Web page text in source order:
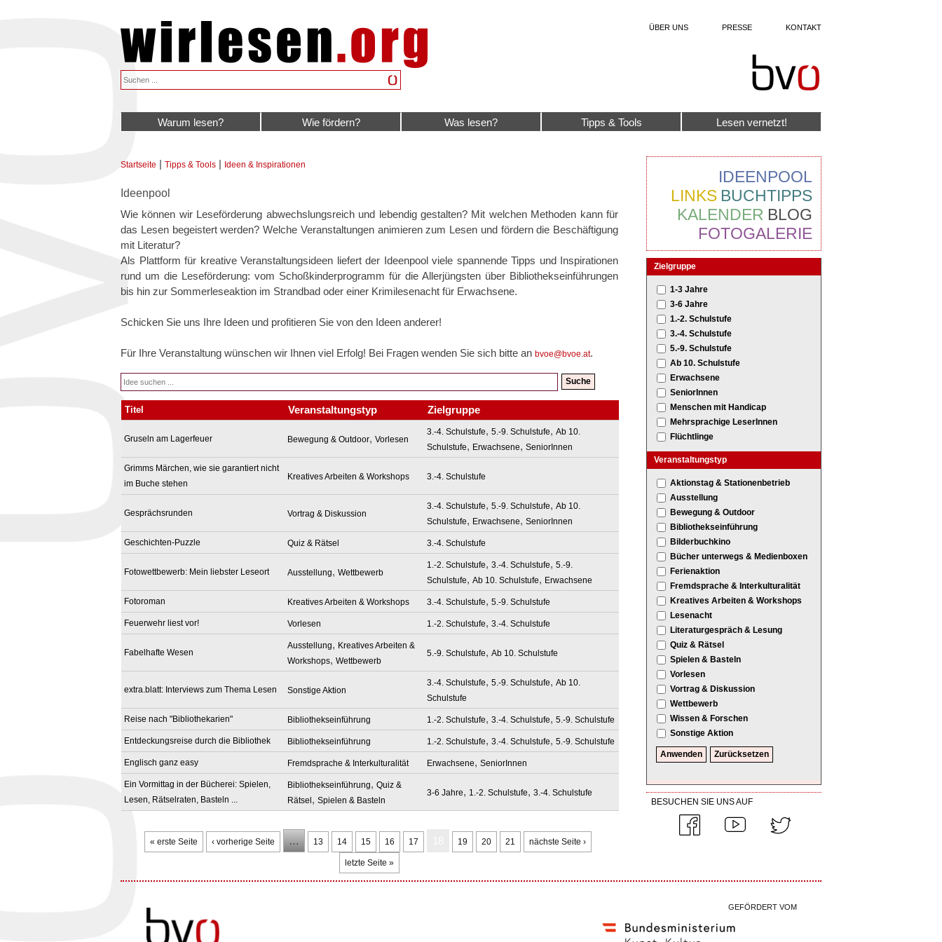
ÜBER UNS PRESSE KONTAKT
Warum lesen? Wie fördern? Was lesen? Tipps & Tools Lesen vernetzt!
Sie sind hier
Startseite | Tipps & Tools | Ideen & Inspirationen
Ideenpool
Wie können wir Leseförderung abwechslungsreich und lebendig gestalten? Mit welchen Methoden kann für
das Lesen begeistert werden? Welche Veranstaltungen animieren zum Lesen und fördern die Beschäftigung
mit Literatur?
Als Plattform für kreative Veranstaltungsideen liefert der Ideenpool viele spannende Tipps und Inspirationen
rund um die Leseförderung: vom Schoßkinderprogramm für die Allerjüngsten über Bibliothekseinführungen
bis hin zur Sommerleseaktion im Strandbad oder einer Krimilesenacht für Erwachsene.
Schicken Sie uns Ihre Ideen und profitieren Sie von den Ideen anderer!
Für Ihre Veranstaltung wünschen wir Ihnen viel Erfolg! Bei Fragen wenden Sie sich bitte an bvoe@bvoe.at.
Titel Veranstaltungstyp Zielgruppe
Gruseln am Lagerfeuer Bewegung & Outdoor, Vorlesen
3.-4. Schulstufe, 5.-9. Schulstufe, Ab 10.
Schulstufe, Erwachsene, SeniorInnen
Grimms Märchen, wie sie garantiert nicht
im Buche stehen
Kreatives Arbeiten & Workshops 3.-4. Schulstufe
Gesprächsrunden Vortrag & Diskussion
3.-4. Schulstufe, 5.-9. Schulstufe, Ab 10.
Schulstufe, Erwachsene, SeniorInnen
Geschichten-Puzzle Quiz & Rätsel 3.-4. Schulstufe
Fotowettbewerb: Mein liebster Leseort Ausstellung, Wettbewerb
1.-2. Schulstufe, 3.-4. Schulstufe, 5.-9.
Schulstufe, Ab 10. Schulstufe, Erwachsene
Fotoroman Kreatives Arbeiten & Workshops 3.-4. Schulstufe, 5.-9. Schulstufe
Feuerwehr liest vor! Vorlesen 1.-2. Schulstufe, 3.-4. Schulstufe
Fabelhafte Wesen
Ausstellung, Kreatives Arbeiten &
Workshops, Wettbewerb
5.-9. Schulstufe, Ab 10. Schulstufe
extra.blatt: Interviews zum Thema Lesen Sonstige Aktion
3.-4. Schulstufe, 5.-9. Schulstufe, Ab 10.
Schulstufe
Reise nach "Bibliothekarien" Bibliothekseinführung 1.-2. Schulstufe, 3.-4. Schulstufe, 5.-9. Schulstufe
Entdeckungsreise durch die Bibliothek Bibliothekseinführung 1.-2. Schulstufe, 3.-4. Schulstufe, 5.-9. Schulstufe
Englisch ganz easy Fremdsprache & Interkulturalität Erwachsene, SeniorInnen
Ein Vormittag in der Bücherei: Spielen,
Lesen, Rätselraten, Basteln ...
Bibliothekseinführung, Quiz &
Rätsel, Spielen & Basteln
3-6 Jahre, 1.-2. Schulstufe, 3.-4. Schulstufe
« erste Seite ‹ vorherige Seite … 13 14 15 16 17 19 20 21 nächste Seite ›
letzte Seite »
IDEENPOOL
BUCHTIPPS
LINKS
BLOG
KALENDER
FOTOGALERIE
Zielgruppe
1-3 Jahre
3-6 Jahre
1.-2. Schulstufe
3.-4. Schulstufe
5.-9. Schulstufe
Ab 10. Schulstufe
Erwachsene
SeniorInnen
Menschen mit Handicap
Mehrsprachige LeserInnen
Flüchtlinge
Veranstaltungstyp
Aktionstag & Stationenbetrieb
Ausstellung
Bewegung & Outdoor
Bibliothekseinführung
Bilderbuchkino
Bücher unterwegs & Medienboxen
Ferienaktion
Fremdsprache & Interkulturalität
Kreatives Arbeiten & Workshops
Lesenacht
Literaturgespräch & Lesung
Quiz & Rätsel
Spielen & Basteln
Vorlesen
Vortrag & Diskussion
Wettbewerb
Wissen & Forschen
Sonstige Aktion
BESUCHEN SIE UNS AUF
GEFÖRDERT VOM